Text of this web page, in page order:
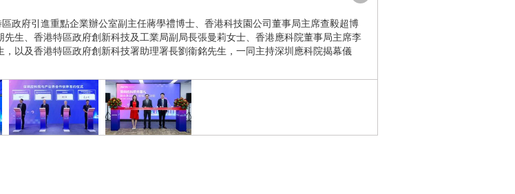
政府引進重點企業辦公室副主任蔣學禮博士、香港科技園公司董事局主席查毅超博
生、香港特區政府創新科技及工業局副局長張曼莉女士、香港應科院董事局主席李
以及香港特區政府創新科技署助理署長劉衞銘先生，一同主持深圳應科院揭幕儀